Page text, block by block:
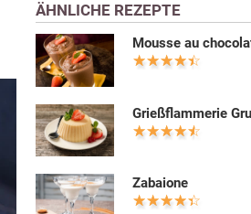
ÄHNLICHE REZEPTE
Mousse au
Grießflammerie
Zabaione